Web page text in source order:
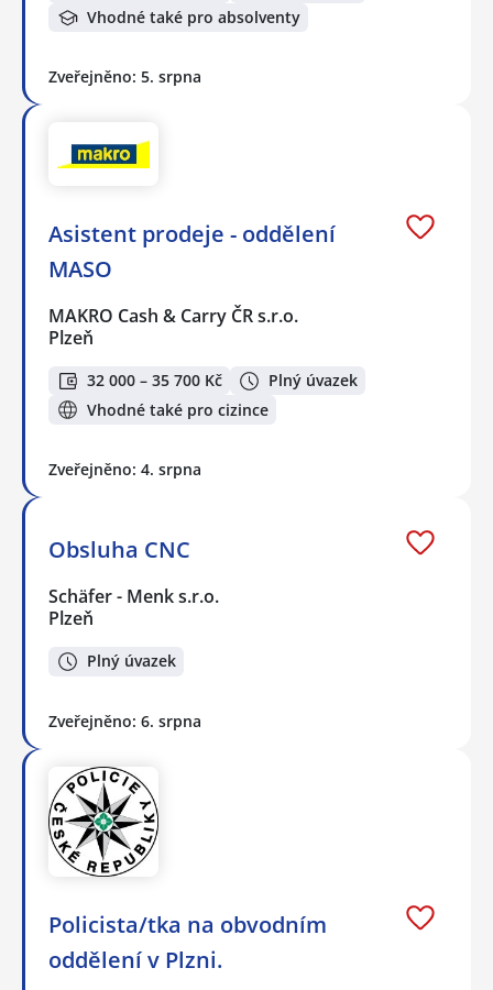
Vhodné také pro absolventy
Zveřejněno: 5. srpna
Asistent prodeje - oddělení
MASO
MAKRO Cash & Carry ČR s.r.o.
Plzeň
32 000 – 35 700 Kč
Plný úvazek
Vhodné také pro cizince
Zveřejněno: 4. srpna
Obsluha CNC
Schäfer - Menk s.r.o.
Plzeň
Plný úvazek
Zveřejněno: 6. srpna
Policista/tka na obvodním
oddělení v Plzni.